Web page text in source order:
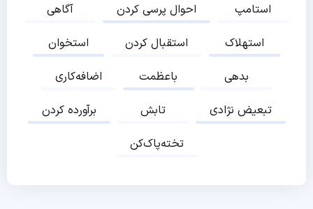
آگاهی
احوال پرسی کردن
استامپ
استخوان
استقبال کردن
استهلاک
اضافه‌کاری
باعظمت
بدهی
برآورده کردن
تابش
تبعیض نژادی
تخته‌پاک‌کن